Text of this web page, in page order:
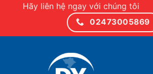
Hãy liên hệ ngay với chúng tôi
02473005869